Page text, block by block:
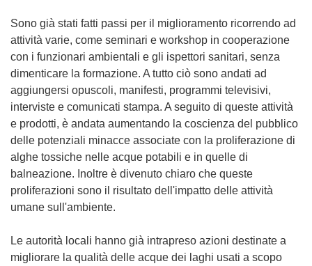
Sono già stati fatti passi per il miglioramento ricorrendo ad
attività varie, come seminari e workshop in cooperazione
con i funzionari ambientali e gli ispettori sanitari, senza
dimenticare la formazione. A tutto ciò sono andati ad
aggiungersi opuscoli, manifesti, programmi televisivi,
interviste e comunicati stampa. A seguito di queste attività
e prodotti, è andata aumentando la coscienza del pubblico
delle potenziali minacce associate con la proliferazione di
alghe tossiche nelle acque potabili e in quelle di
balneazione. Inoltre è divenuto chiaro che queste
proliferazioni sono il risultato dell'impatto delle attività
umane sull'ambiente.
Le autorità locali hanno già intrapreso azioni destinate a
migliorare la qualità delle acque dei laghi usati a scopo